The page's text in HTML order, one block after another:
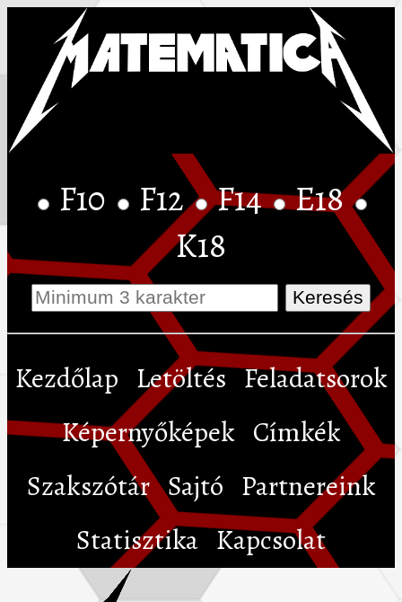
F10 F12 F14 E18
K18
Kezdőlap Letöltés Feladatsorok
Képernyőképek Címkék
Szakszótár Sajtó Partnereink
Statisztika Kapcsolat